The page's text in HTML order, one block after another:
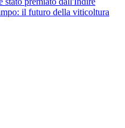
il futuro della viticoltura